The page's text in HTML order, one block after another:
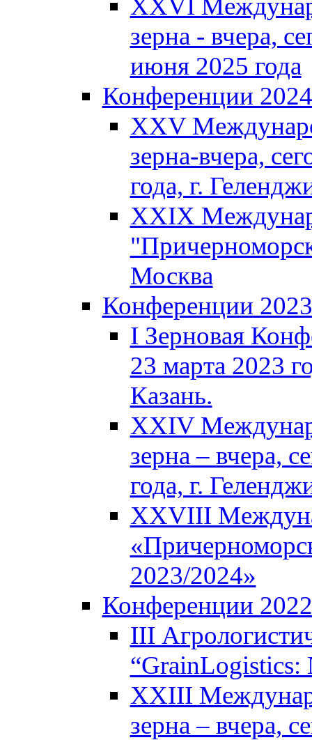
XXVI
зерна - вчера,
июня 2025 года
Конференции 2024
XXV
зерна-вчера,
года, г.
XXIX
Москва
Конференции 2023
I Зерновая
23 марта 2023
Казань.
XXIV
зерна – вчера,
года, г.
XXVIII
2023/2024»
Конференции 2022
III
“GrainLogistics:
XXIII
зерна – вчера,